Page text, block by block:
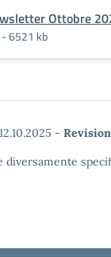
Ottobre
6521 kb
12.10.2025 -
diversamente